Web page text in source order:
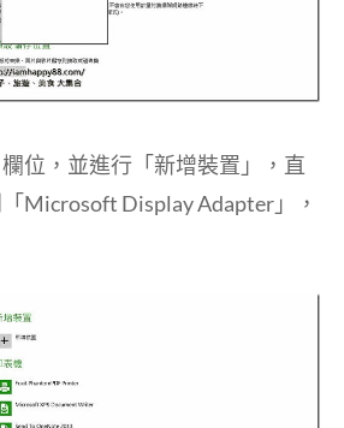
位，並進行「新增裝置」，直
Microsoft Display Adapter」，